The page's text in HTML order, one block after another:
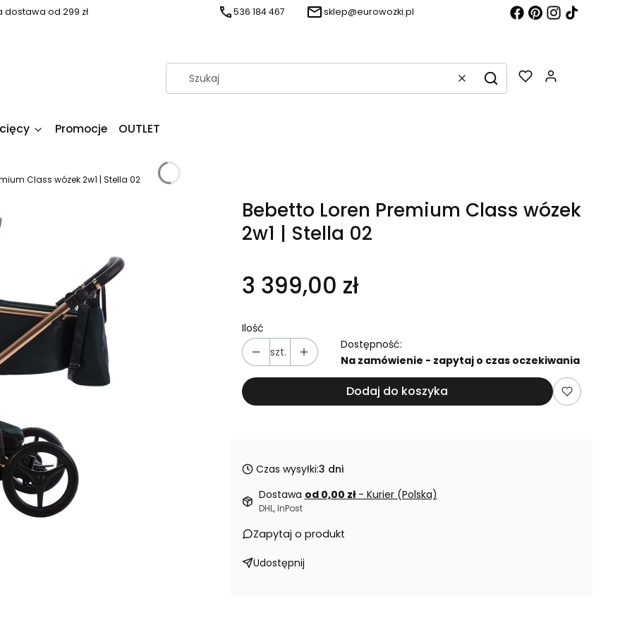
od 299 zł 536 184 467 sklep@eurowozki.pl
WyczyśćSzukaj
Promocje OUTLET
Class wózek 2w1 | Stella 02
Bebetto Loren Premium Class wózek
2w1 | Stella 02
3 399,00 zł
Ilość
szt.
Dostępność:
Na zamówienie - zapytaj o czas oczekiwania
Dodaj do koszyka
Czas wysyłki:3 dni
Dostawa od 0,00 zł - Kurier (Polska)
DHL, InPost
Zapytaj o produkt
Udostępnij